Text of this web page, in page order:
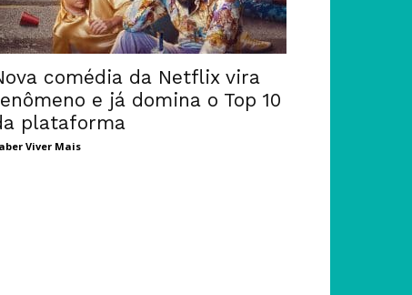
comédia da Netflix vira
e já domina o Top 10
plataforma
Viver Mais